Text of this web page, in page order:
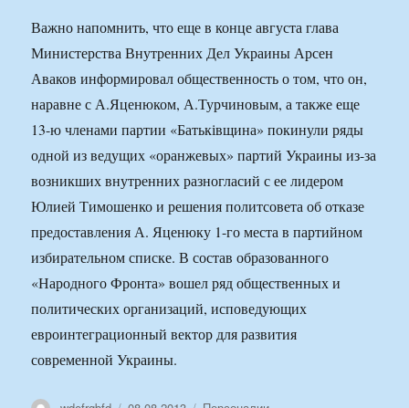
Важно напомнить, что еще в конце августа глава
Министерства Внутренних Дел Украины Арсен
Аваков информировал общественность о том, что он,
наравне с А.Яценюком, А.Турчиновым, а также еще
13-ю членами партии «Батьківщина» покинули ряды
одной из ведущих «оранжевых» партий Украины из-за
возникших внутренних разногласий с ее лидером
Юлией Тимошенко и решения политсовета об отказе
предоставления А. Яценюку 1-го места в партийном
избирательном списке. В состав образованного
«Народного Фронта» вошел ряд общественных и
политических организаций, исповедующих
евроинтеграционный вектор для развития
современной Украины.